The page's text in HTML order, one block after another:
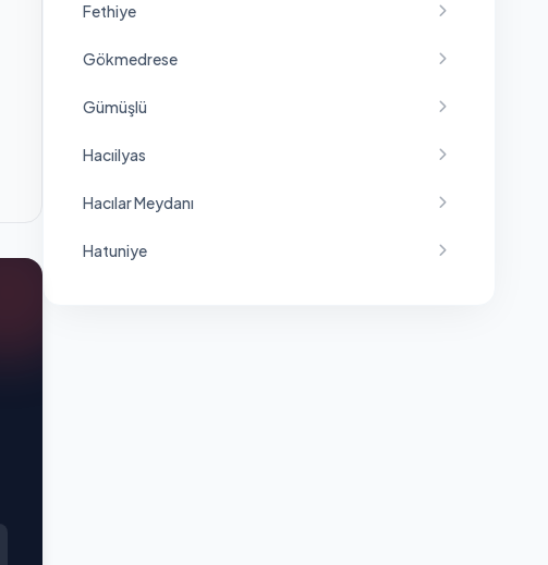
Fethiye
Gökmedrese
Gümüşlü
Hacıilyas
Hacılar Meydanı
Hatuniye